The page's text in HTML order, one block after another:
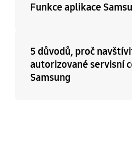
Funkce aplikace
5 důvodů, proč
autorizované servisní
Samsung